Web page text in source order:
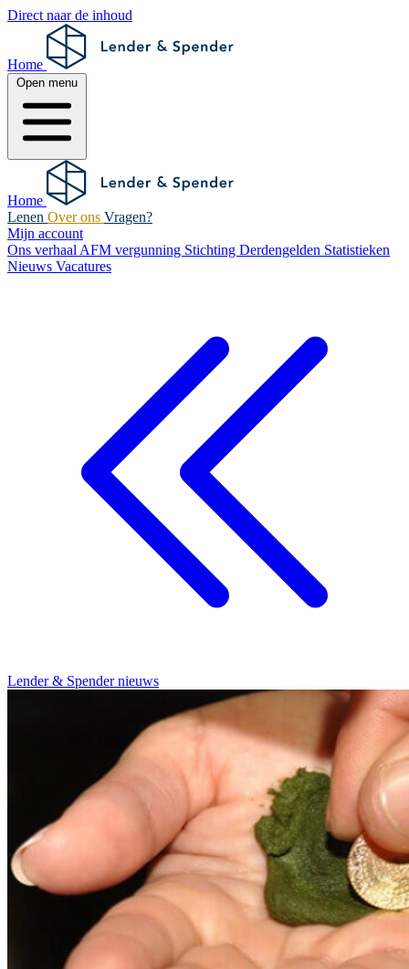
Direct naar de inhoud
Home
Open menu
Home
Lenen Over ons Vragen?
Mijn account
Ons verhaal AFM vergunning Stichting Derdengelden Statistieken
Nieuws Vacatures
Lender & Spender nieuws